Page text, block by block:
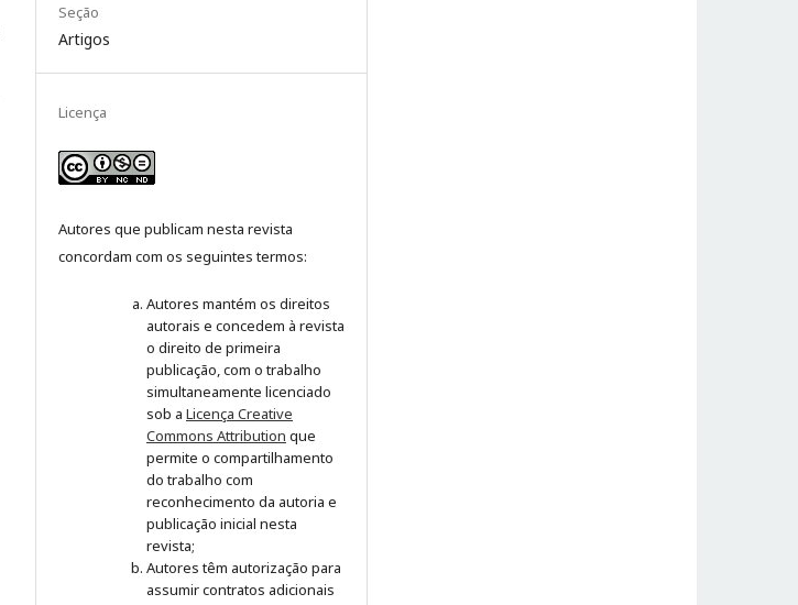
Seção
Artigos
Licença
Autores que publicam nesta revista
concordam com os seguintes termos:
Autores mantém os direitos
autorais e concedem à revista
o direito de primeira
publicação, com o trabalho
simultaneamente licenciado
sob a Licença Creative
Commons Attribution que
permite o compartilhamento
do trabalho com
reconhecimento da autoria e
publicação inicial nesta
revista;
Autores têm autorização para
assumir contratos adicionais